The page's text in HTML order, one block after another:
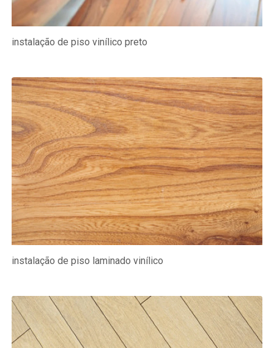
instalação de piso vinílico preto
instalação de piso laminado vinílico